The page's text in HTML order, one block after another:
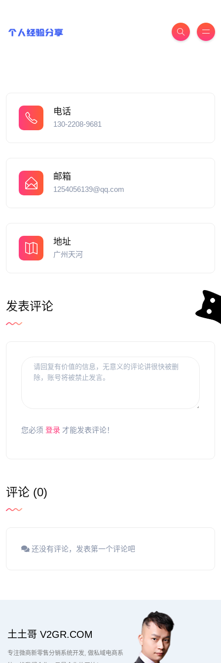
电话
130-2208-9681
邮箱
1254056139@qq.com
地址
广州天河
发表评论
您必须 登录 才能发表评论！
评论 (0)
还没有评论，发表第一个评论吧
土土哥 V2GR.COM
专注微商新零售分销系统开发 做私域电商系